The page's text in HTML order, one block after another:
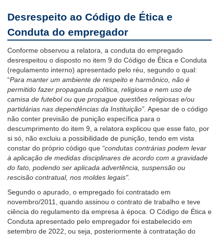
Desrespeito ao Código de Ética e
Conduta do empregador
Conforme observou a relatora, a conduta do empregado
desrespeitou o disposto no item 9 do Código de Ética e Conduta
(regulamento interno) apresentado pelo réu, segundo o qual:
“Para manter um ambiente de respeito e harmônico, não é
permitido fazer propaganda política, religiosa e nem uso de
camisa de futebol ou que propague questões religiosas e/ou
partidárias nas dependências da Instituição”. Apesar de o código
não conter previsão de punição específica para o
descumprimento do item 9, a relatora explicou que esse fato, por
si só, não excluiu a possibilidade de punição, tendo em vista
constar do próprio código que “condutas contrárias podem levar
à aplicação de medidas disciplinares de acordo com a gravidade
do fato, podendo ser aplicada advertência, suspensão ou
rescisão contratual, nos moldes legais".
Segundo o apurado, o empregado foi contratado em
novembro/2011, quando assinou o contrato de trabalho e teve
ciência do regulamento da empresa à época. O Código de Ética e
Conduta apresentado pelo empregador foi estabelecido em
setembro de 2022, ou seja, posteriormente à contratação do